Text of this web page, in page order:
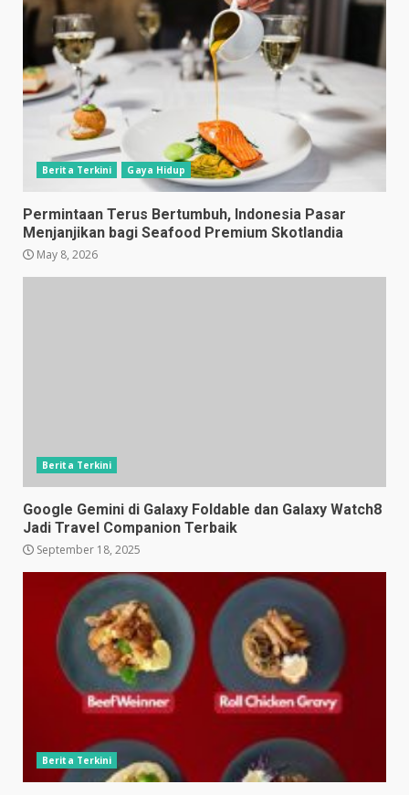
Berita Terkini Gaya Hidup
Permintaan Terus Bertumbuh, Indonesia Pasar
Menjanjikan bagi Seafood Premium Skotlandia
May 8, 2026
Berita Terkini
Google Gemini di Galaxy Foldable dan Galaxy Watch8
Jadi Travel Companion Terbaik
September 18, 2025
Berita Terkini